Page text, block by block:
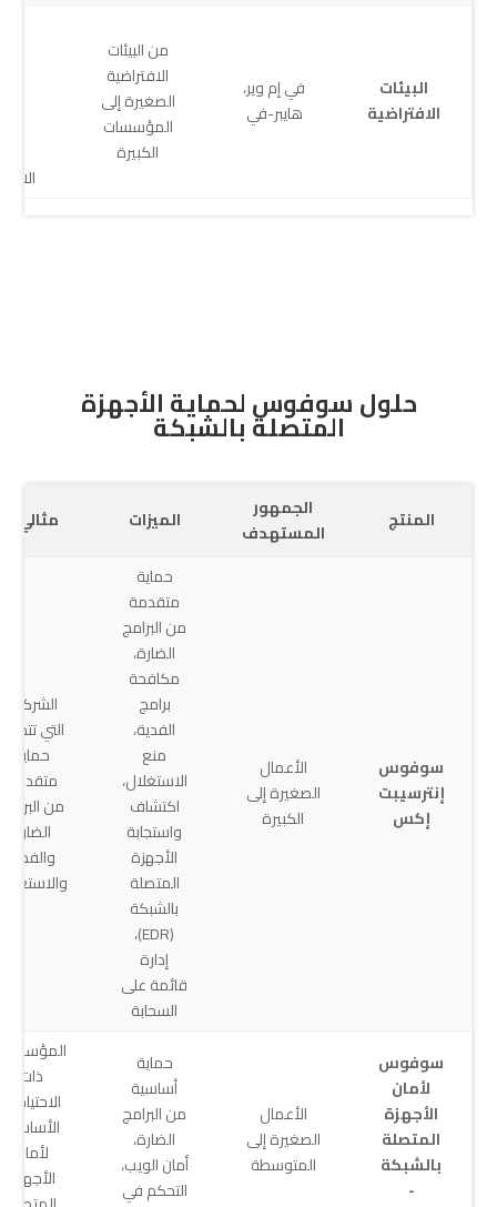
البيئات
الافتراضية
في إم وير،
هايبر-في
من البيئات
الافتراضية
الصغيرة إلى
المؤسسات
الكبيرة
حلول سوفوس لحماية الأجهزة
المتصلة بالشبكة
المنتج
الجمهور
المستهدف
الميزات مثالي لـ
سوفوس
إنترسيبت
إكس
الأعمال
الصغيرة إلى
الكبيرة
حماية
متقدمة
من البرامج
الضارة،
مكافحة
برامج
الفدية،
منع
الاستغلال،
اكتشاف
واستجابة
الأجهزة
المتصلة
بالشبكة
(EDR)،
إدارة
قائمة على
السحابة
الشركات
التي تتطلب
حماية
متقدمة
من البرامج
الضارة
والفدية
سوفوس
لأمان
الأجهزة
المتصلة
بالشبكة
-
الأعمال
الصغيرة إلى
المتوسطة
حماية
أساسية
من البرامج
الضارة،
أمان الويب،
التحكم في
ذات
الاحتياجات
الأساسية
لأمان
الأجهزة